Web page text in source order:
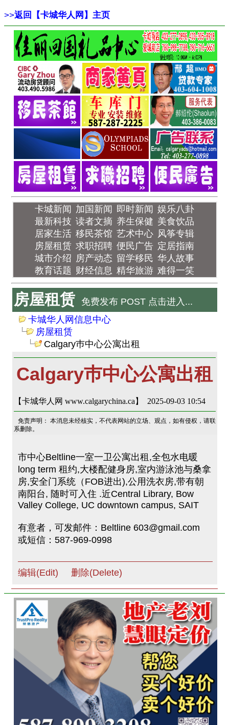
>>返回【卡城华人网】主页
卡城新闻 加国新闻 即时新闻 娱乐八卦
最新科技 读者文摘 养生保健 美食饮品
居家生活 移民茶馆 艺术中心 风筝专辑
房屋租赁 求职招聘 便民广告 定居指南
城市介绍 房产动态 留学移民 华人故事
教育话题 财经信息 精华旅游 难得一笑
房屋租赁
免费发布 POST 点击进入...
卡城华人网信息中心
房屋租赁
Calgary巿中心公寓出租
Calgary巿中心公寓出租
【卡城华人网 www.calgarychina.ca】 2025-09-03 10:54
免责声明： 本消息未经核实，不代表网站的立场、观点，如有侵权，请联
系删除。
市中心Beltline一室一卫公寓出租,全包水电暖
long term 租约,大楼配健身房,室内游泳池与桑拿
房,安全门系统（FOB进出),公用洗衣房,带有朝
南阳台, 随时可入住 .近Central Library, Bow
Valley College, UC downtown campus, SAIT
有意者，可发邮件：Beltline 603@gmail.com
或短信：587-969-0998
编辑(Edit) 删除(Delete)